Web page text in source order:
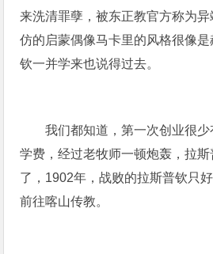
来洗清罪孽，被东正教官方称为
仿的启蒙偶像马卡里的风格很像
钦一并学来也说得过去。
我们都知道，第一次创业很
学费，经过老牧师一顿炮轰，拉
了，1902年，战败的拉斯普钦只
前往喀山传教。